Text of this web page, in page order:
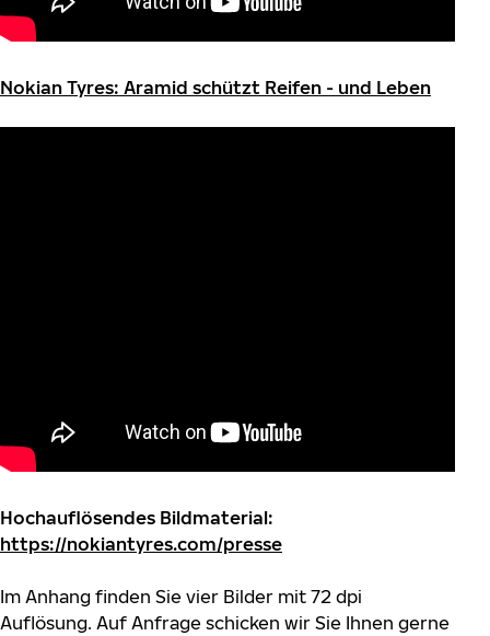
Nokian Tyres: Aramid schützt Reifen - und Leben
Hochauflösendes Bildmaterial:
https://nokiantyres.com/presse
Im Anhang finden Sie vier Bilder mit 72 dpi
Auflösung. Auf Anfrage schicken wir Sie Ihnen gerne